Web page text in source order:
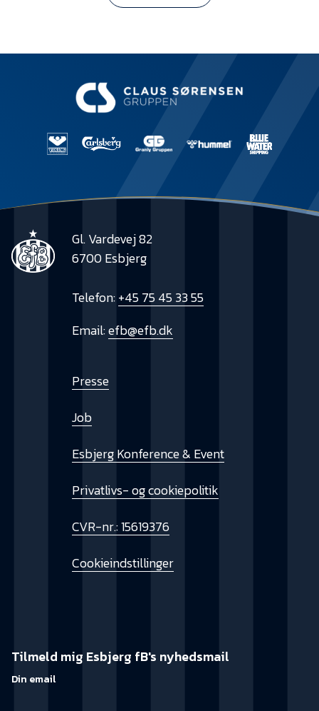
Gl. Vardevej 82
6700 Esbjerg
Telefon:+45 75 45 33 55
Email:efb@efb.dk
Presse
Job
Esbjerg Konference & Event
Privatlivs- og cookiepolitik
CVR-nr.: 15619376
Cookieindstillinger
Tilmeld mig Esbjerg fB's nyhedsmail
Din email